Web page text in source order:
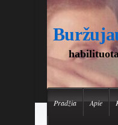
Pradžia Apie